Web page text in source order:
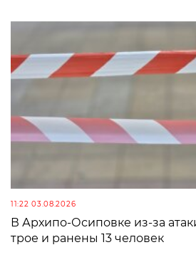
11:22 03.08.2026
В Архипо-Осиповке из-за
трое и ранены 13 человек